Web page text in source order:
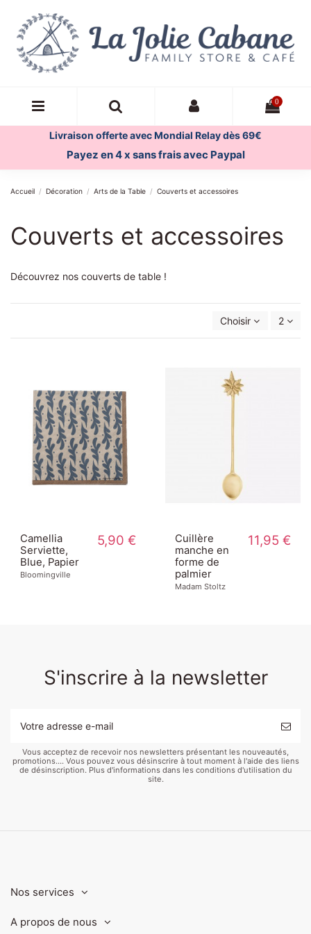
0
Livraison offerte avec Mondial Relay dès 69€
Payez en 4 x sans frais avec Paypal
Accueil Décoration Arts de la Table Couverts et accessoires
Couverts et accessoires
Découvrez nos couverts de table !
Choisir 2
Camellia
Serviette,
Blue, Papier
Bloomingville
5,90 €
Cuillère
manche en
forme de
palmier
Madam Stoltz
11,95 €
S'inscrire à la newsletter
Vous acceptez de recevoir nos newsletters présentant les nouveautés,
promotions.... Vous pouvez vous désinscrire à tout moment à l'aide des liens
de désinscription. Plus d'informations dans les conditions d'utilisation du
site.
Nos services
A propos de nous